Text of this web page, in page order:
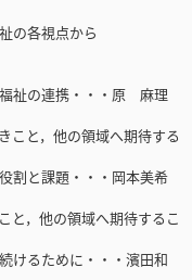
の各視点から
祉の連携・・・原 麻理
こと，他の領域へ期待する
割と課題・・・岡本美希
と，他の領域へ期待するこ
けるために・・・濱田和